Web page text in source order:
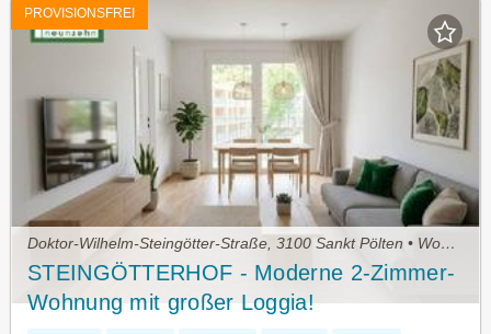
PROVISIONSFREI
Doktor-Wilhelm-Steingötter-Straße, 3100 Sankt Pölten • Wohnung mieten
STEINGÖTTERHOF - Moderne 2-Zimmer-
Wohnung mit großer Loggia!